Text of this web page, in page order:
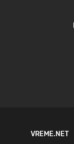
VREME.NET